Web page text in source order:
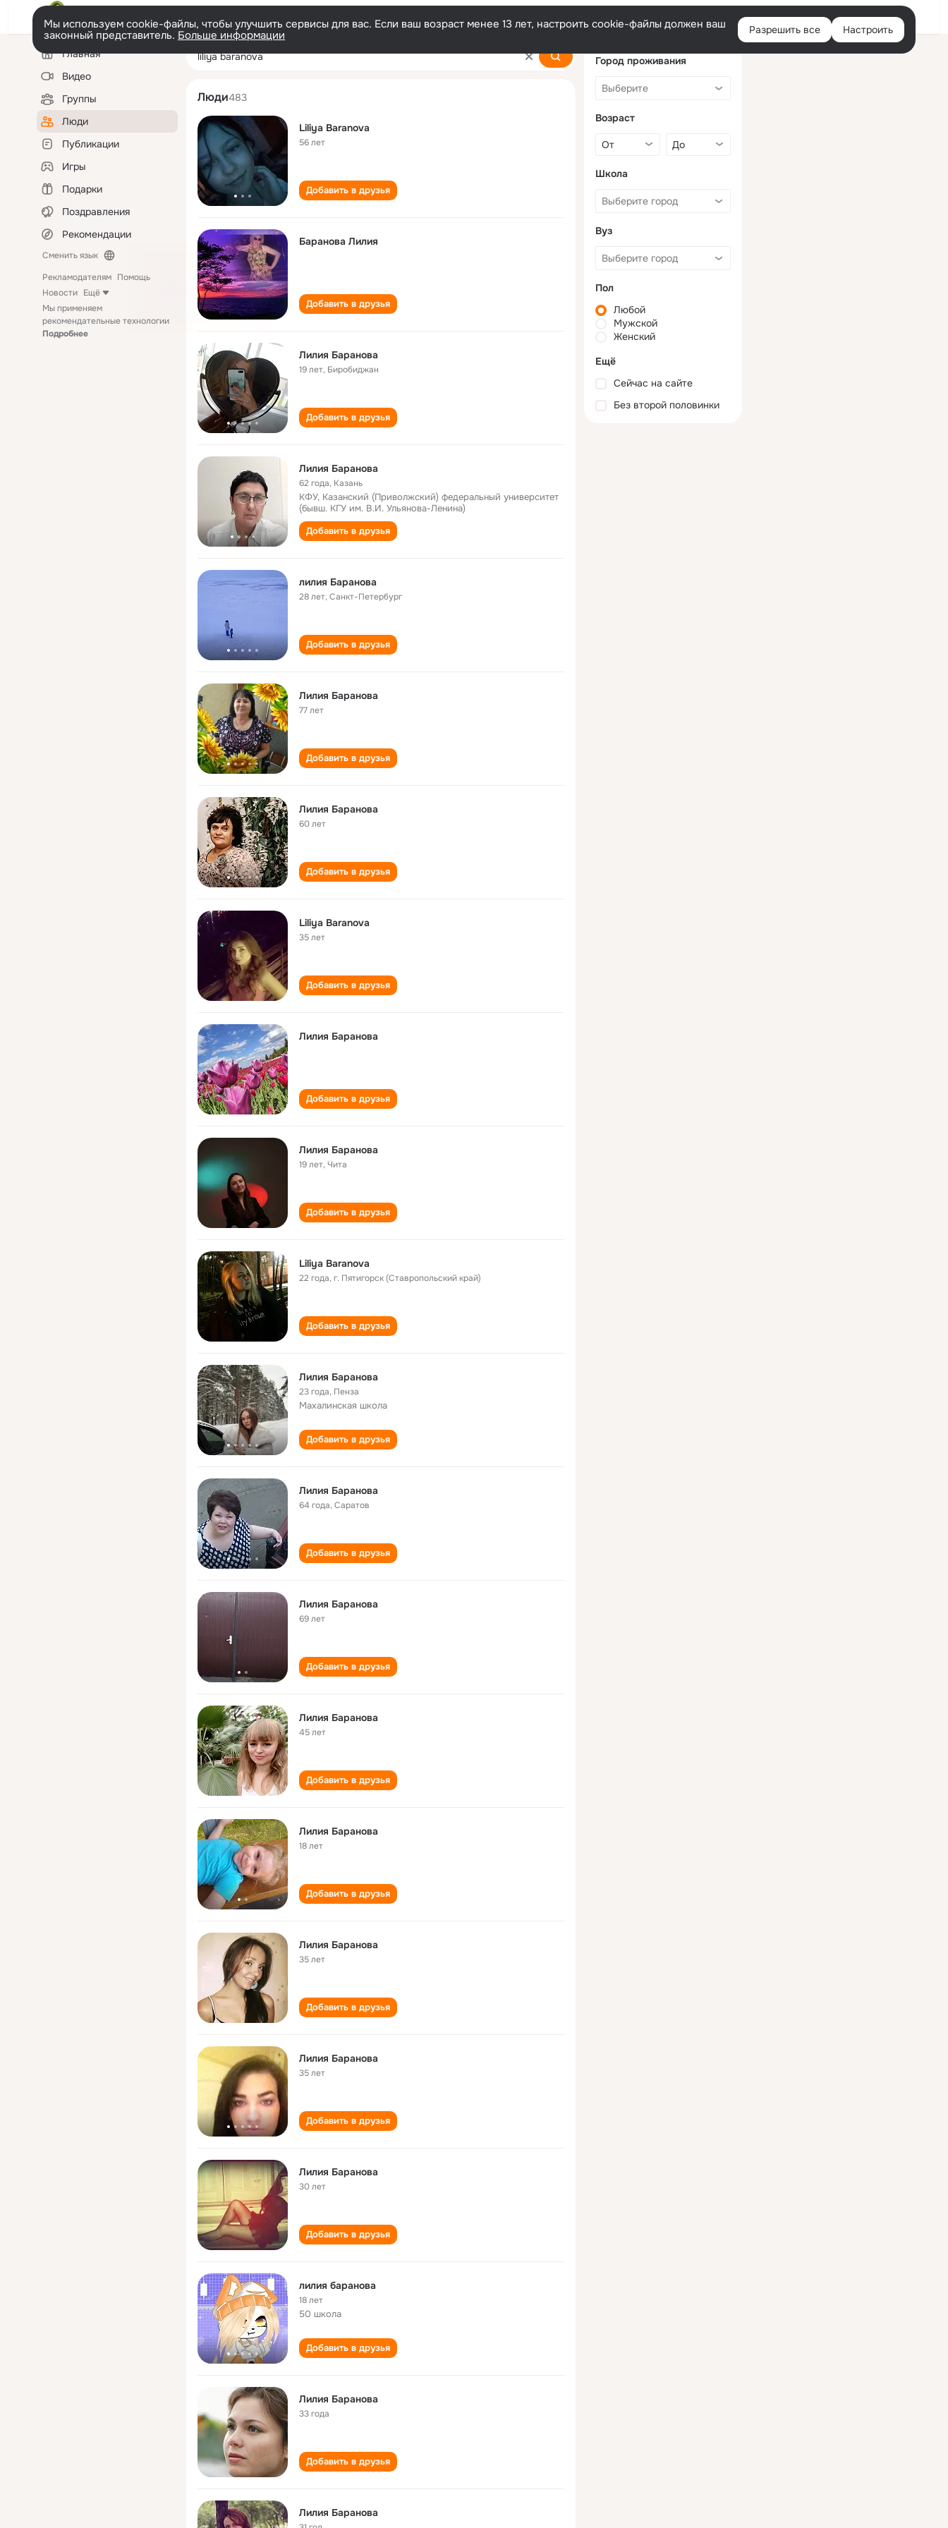
Войти
Мы используем cookie-файлы, чтобы улучшить сервисы для вас. Если ваш возраст менее 13 лет, настроить cookie-файлы должен ваш
законный представитель. Больше информации Разрешить все Настроить
Левая
колонкаГлавная
Видео
Группы
Люди
Публикации
Игры
Подарки
Поздравления
Рекомендации
Сменить язык
Рекламодателям Помощь
Новости Ещё
Мы применяем
рекомендательные технологии
Подробнее
liliya baranova
Люди483
Liliya Baranova
56 лет
Добавить в друзья
Баранова Лилия
Добавить в друзья
Лилия Баранова
19 лет, Биробиджан
Добавить в друзья
Лилия Баранова
62 года, Казань
КФУ, Казанский (Приволжский) федеральный университет
(бывш. КГУ им. В.И. Ульянова-Ленина)
Добавить в друзья
лилия Баранова
28 лет,Санкт-Петербург
Добавить в друзья
Лилия Баранова
77 лет
Добавить в друзья
Лилия Баранова
60 лет
Добавить в друзья
Liliya Baranova
35 лет
Добавить в друзья
Лилия Баранова
Добавить в друзья
Лилия Баранова
19 лет,Чита
Добавить в друзья
Liliya Baranova
22 года,г. Пятигорск (Ставропольский край)
Добавить в друзья
Лилия Баранова
23 года, Пенза
Махалинская школа
Добавить в друзья
Лилия Баранова
64 года,Саратов
Добавить в друзья
Лилия Баранова
69 лет
Добавить в друзья
Лилия Баранова
45 лет
Добавить в друзья
Лилия Баранова
18 лет
Добавить в друзья
Лилия Баранова
35 лет
Добавить в друзья
Лилия Баранова
35 лет
Добавить в друзья
Лилия Баранова
30 лет
Добавить в друзья
лилия баранова
18 лет
50 школа
Добавить в друзья
Лилия Баранова
33 года
Добавить в друзья
Лилия Баранова
Город проживания
Возраст
Школа
Вуз
Пол
Любой
Мужской
Женский
Ещё
Сейчас на сайте
Без второй половинки